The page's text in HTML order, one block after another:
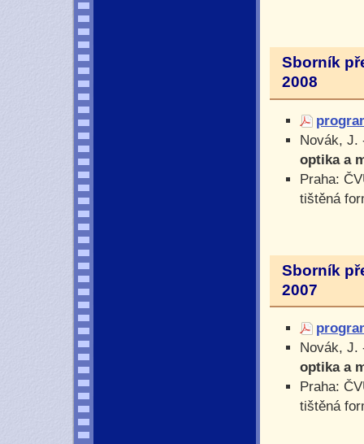
Sborník
2008
Novák, J.
optika a
Praha:
tištěná
Sborník
2007
Novák, J.
optika a
Praha:
tištěná